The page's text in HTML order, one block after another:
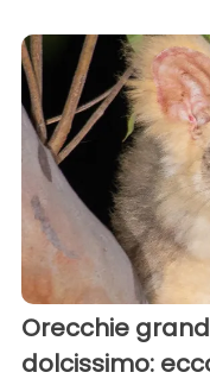
Orecchie
dolcissimo: